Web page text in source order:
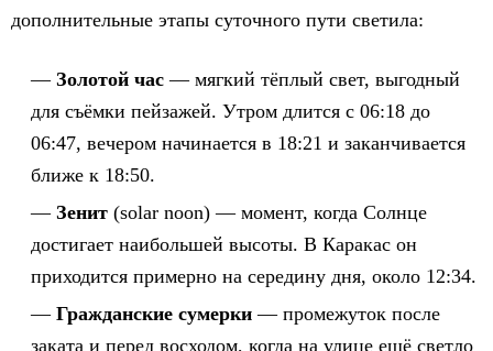
дополнительные этапы суточного пути светила:
Золотой час — мягкий тёплый свет, выгодный
для съёмки пейзажей. Утром длится с 06:18 до
06:47, вечером начинается в 18:21 и заканчивается
ближе к 18:50.
Зенит (solar noon) — момент, когда Солнце
достигает наибольшей высоты. В Каракас он
приходится примерно на середину дня, около 12:34.
Гражданские сумерки — промежуток после
заката и перед восходом, когда на улице ещё светло